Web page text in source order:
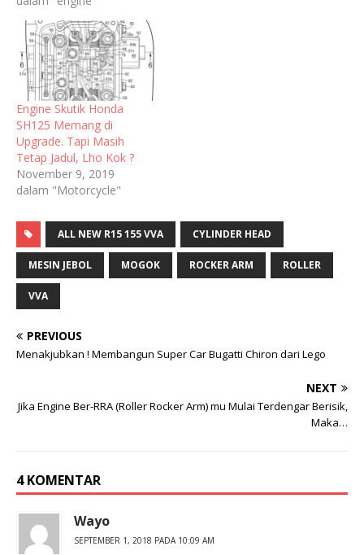
Engine Skutik Honda
SH125 Memang di
Upgrade. Tapi Masih
Tetap Jadul, Lho Kok ?
November 9, 2019
dalam "Motorcycle"
ALL NEW R15 155 VVA CYLINDER HEAD
MESIN JEBOL MOGOK ROCKER ARM ROLLER
VVA
PREVIOUS
Menakjubkan ! Membangun Super Car Bugatti Chiron dari Lego
NEXT
Jika Engine Ber-RRA (Roller Rocker Arm) mu Mulai Terdengar Berisik,
Maka…
4 KOMENTAR
Wayo
SEPTEMBER 1, 2018 PADA 10:09 AM